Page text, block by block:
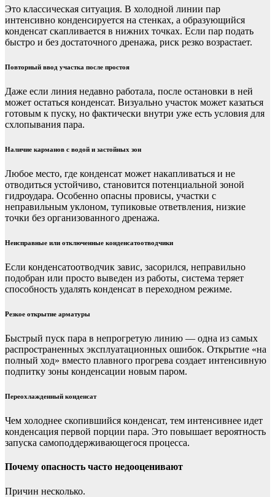
Это классическая ситуация. В холодной линии пар
интенсивно конденсируется на стенках, а образующийся
конденсат скапливается в нижних точках. Если пар подать
быстро и без достаточного дренажа, риск резко возрастает.
Повторный ввод участка после простоя
Даже если линия недавно работала, после остановки в ней
может остаться конденсат. Визуально участок может казаться
готовым к пуску, но фактически внутри уже есть условия для
схлопывания пара.
Наличие карманов с водой и застойных зон
Любое место, где конденсат может накапливаться и не
отводиться устойчиво, становится потенциальной зоной
гидроудара. Особенно опасны провисы, участки с
неправильным уклоном, тупиковые ответвления, низкие
точки без организованного дренажа.
Неисправные или отключенные конденсатоотводчики
Если конденсатоотводчик завис, засорился, неправильно
подобран или просто выведен из работы, система теряет
способность удалять конденсат в переходном режиме.
Резкое открытие арматуры
Быстрый пуск пара в непрогретую линию — одна из самых
распространенных эксплуатационных ошибок. Открытие «на
полный ход» вместо плавного прогрева создает интенсивную
подпитку зоны конденсации новым паром.
Переохлажденный конденсат
Чем холоднее скопившийся конденсат, тем интенсивнее идет
конденсация первой порции пара. Это повышает вероятность
запуска самоподдерживающегося процесса.
Почему опасность часто недооценивают
Причин несколько.